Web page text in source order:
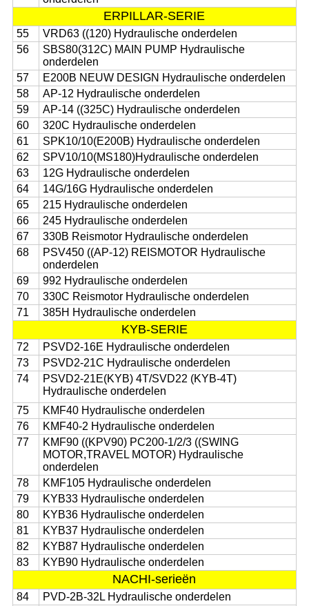
ERPILLAR-SERIE
55
VRD63 ((120) Hydraulische onderdelen
56
SBS80(312C) MAIN PUMP Hydraulische
onderdelen
57
E200B NEUW DESIGN Hydraulische onderdelen
58
AP-12 Hydraulische onderdelen
59
AP-14 ((325C) Hydraulische onderdelen
60
320C Hydraulische onderdelen
61
SPK10/10(E200B) Hydraulische onderdelen
62
SPV10/10(MS180)Hydraulische onderdelen
63
12G Hydraulische onderdelen
64
14G/16G Hydraulische onderdelen
65
215 Hydraulische onderdelen
66
245 Hydraulische onderdelen
67
330B Reismotor Hydraulische onderdelen
68
PSV450 ((AP-12) REISMOTOR Hydraulische
onderdelen
69
992 Hydraulische onderdelen
70
330C Reismotor Hydraulische onderdelen
71
385H Hydraulische onderdelen
KYB-SERIE
72
PSVD2-16E Hydraulische onderdelen
73
PSVD2-21C Hydraulische onderdelen
74
PSVD2-21E(KYB) 4T/SVD22 (KYB-4T)
Hydraulische onderdelen
75
KMF40 Hydraulische onderdelen
76
KMF40-2 Hydraulische onderdelen
77
KMF90 ((KPV90) PC200-1/2/3 ((SWING
MOTOR,TRAVEL MOTOR) Hydraulische
onderdelen
78
KMF105 Hydraulische onderdelen
79
KYB33 Hydraulische onderdelen
80
KYB36 Hydraulische onderdelen
81
KYB37 Hydraulische onderdelen
82
KYB87 Hydraulische onderdelen
83
KYB90 Hydraulische onderdelen
NACHI-serieën
84
PVD-2B-32L Hydraulische onderdelen